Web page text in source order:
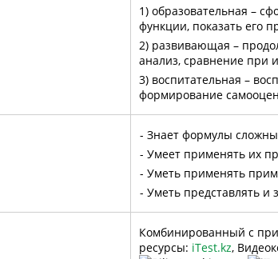
1) образовательная –
функции, показать его
2) развивающая –
анализ, сравнение при
3) воспитательная –
формирование
- Знает формулы
- Умеет применять их
- Уметь применять
- Уметь представлять
Комбинированный с
ресурсы: iTest.kz,